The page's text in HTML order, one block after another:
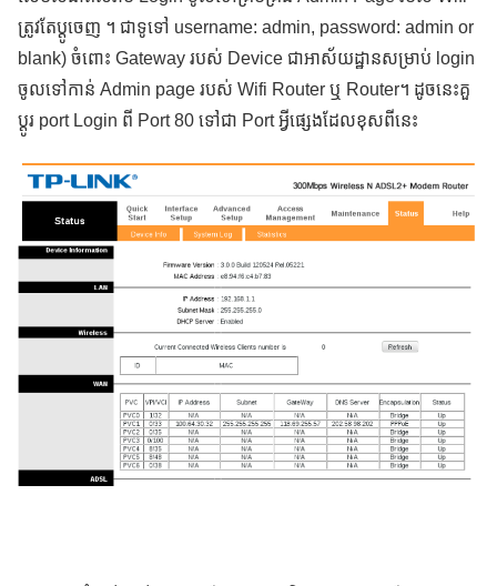
ត្រូវតែប្តូចេញ ។ ជាទូទៅ username: admin, password: admin or
blank) ចំពោះ Gateway របស់ Device ជាអាស័យដ្ឋានសម្រាប់ login
ចូលទៅកាន់ Admin page របស់ Wifi Router ឬ Router។ ដូចនេះគួ
ប្តូរ port Login ពី Port 80 ទៅជា Port អ្វីផ្សេងដែលខុសពីនេះ